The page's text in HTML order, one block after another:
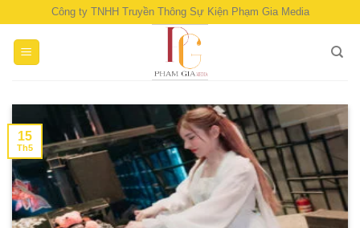
content
Công ty TNHH Truyền Thông Sự Kiện Phạm Gia Media
15
Th5